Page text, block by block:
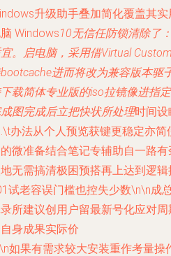
升级助手叠加简化覆盖其
Windows10无信任防锁清除了
。启电脑，采用借Virtual
进而将改为兼容版本驱
载简体专业版的iso拉镜像进指
图完成后立把快状所处理时间
办法从个人预览获键更稳定亦
微准备结合笔记专辅助自一路
无需搞清极困预搭再上达到逻
试老容误门槛也控失少数\n\n成
所建议创用户留最新号化应对
身成果实际价
如果有需求较大安装重作考量操